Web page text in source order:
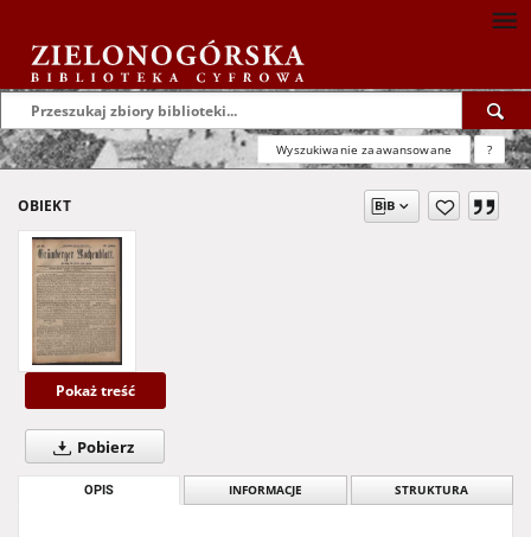
Wyszukiwanie zaawansowane ?
OBIEKT
Pokaż treść
Pobierz
OPIS INFORMACJE STRUKTURA